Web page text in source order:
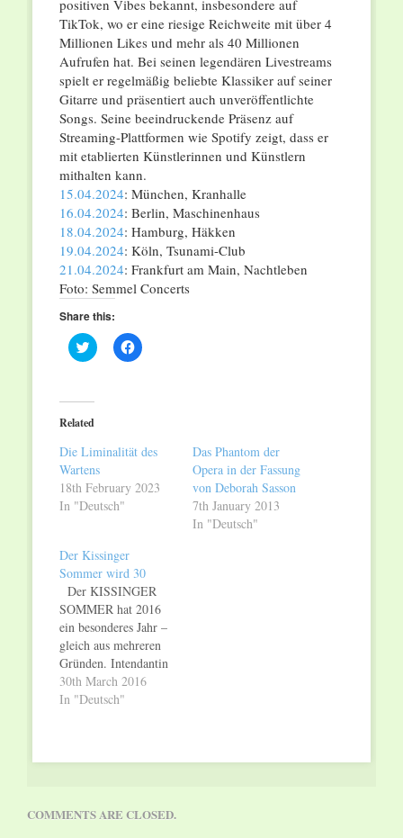
positiven Vibes bekannt, insbesondere auf
TikTok, wo er eine riesige Reichweite mit über 4
Millionen Likes und mehr als 40 Millionen
Aufrufen hat. Bei seinen legendären Livestreams
spielt er regelmäßig beliebte Klassiker auf seiner
Gitarre und präsentiert auch unveröffentlichte
Songs. Seine beeindruckende Präsenz auf
Streaming-Plattformen wie Spotify zeigt, dass er
mit etablierten Künstlerinnen und Künstlern
mithalten kann.
15.04.2024: München, Kranhalle
16.04.2024: Berlin, Maschinenhaus
18.04.2024: Hamburg, Häkken
19.04.2024: Köln, Tsunami-Club
21.04.2024: Frankfurt am Main, Nachtleben
Foto: Semmel Concerts
Share this:
Click
to
(Opens
in
new
Click
to
Related
Die Liminalität des
Wartens
18th February 2023
In "Deutsch"
Das Phantom der
Opera in der Fassung
von Deborah Sasson
7th January 2013
In "Deutsch"
Der Kissinger
Sommer wird 30
Der KISSINGER
SOMMER hat 2016
ein besonderes Jahr –
gleich aus mehreren
Gründen. Intendantin
Dr. Kari Kahl-
Wolfsjäger leitet dann
Tilman Schlömp ist
bereits bereit. Der
30th March 2016
In "Deutsch"
COMMENTS ARE CLOSED.